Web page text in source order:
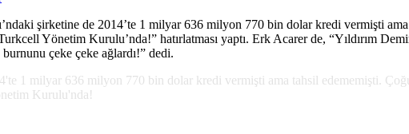
şirketine de 2014’te 1 milyar 636 milyon 770 bin dolar kredi vermişti
Yönetim Kurulu’nda!” hatırlatması yaptı. Erk Acarer de, “Yıldırım
çeke çeke ağlardı!” dedi.
1 milyar 636 milyon 770 bin dolar kredi vermişti ama tahsil edememişti.
Kurulu'nda!